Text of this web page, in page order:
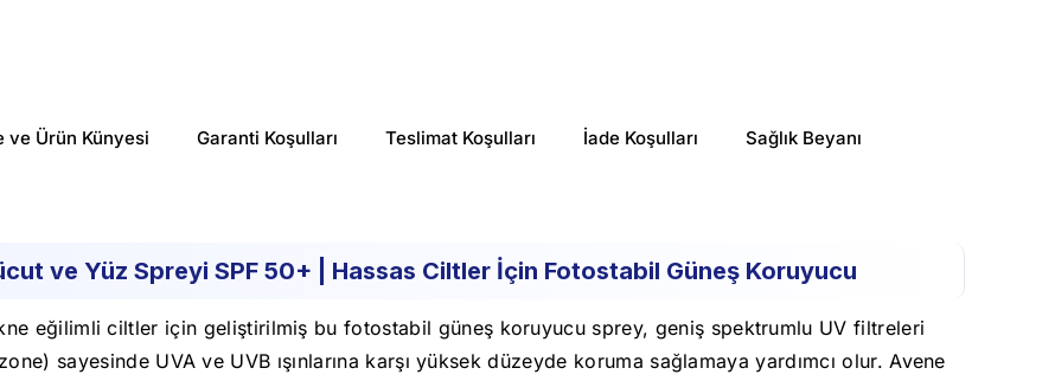
ve Ürün Künyesi Garanti Koşulları Teslimat Koşulları İade Koşulları Sağlık Beyanı
ve Yüz Spreyi SPF 50+ | Hassas Ciltler İçin Fotostabil Güneş Koruyucu
eğilimli ciltler için geliştirilmiş bu fotostabil güneş koruyucu sprey, geniş spektrumlu UV filtreleri
sayesinde UVA ve UVB ışınlarına karşı yüksek düzeyde koruma sağlamaya yardımcı olur. Avene